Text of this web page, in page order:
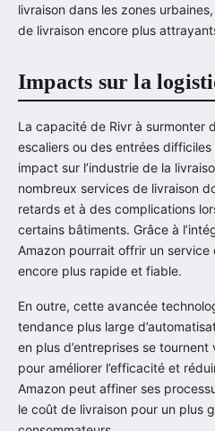
livraison dans les zones
de livraison encore plus
Impacts sur la
La capacité de Rivr à surmonter
escaliers ou des entrées
impact sur l’industrie de la
nombreux services de livraison
retards et à des complications
certains bâtiments. Grâce à
Amazon pourrait offrir un
encore plus rapide et fiable.
En outre, cette avancée
tendance plus large
en plus d’entreprises se
pour améliorer l’efficacité et
Amazon peut affiner ses
le coût de livraison pour un plus